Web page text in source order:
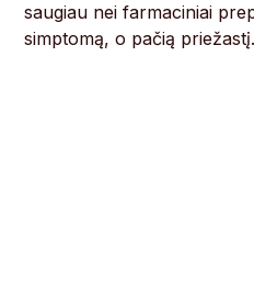
saugiau nei farmaciniai
simptomą, o pačią priežastį.